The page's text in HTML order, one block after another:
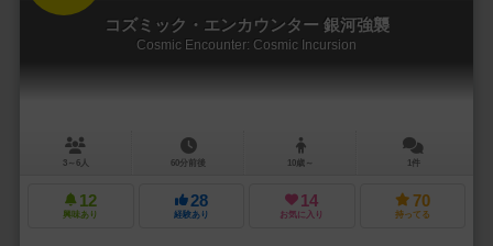
コズミック・エンカウンター 銀河強襲
Cosmic Encounter: Cosmic Incursion
3～6人 60分前後 10歳～ 1件
12
興味あり
28
経験あり
14
お気に入り
70
持ってる